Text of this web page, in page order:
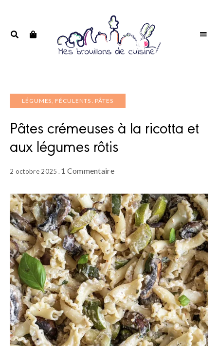
LÉGUMES, FÉCULENTS PÂTES
Pâtes crémeuses à la ricotta et
aux légumes rôtis
2 octobre 2025 1 Commentaire